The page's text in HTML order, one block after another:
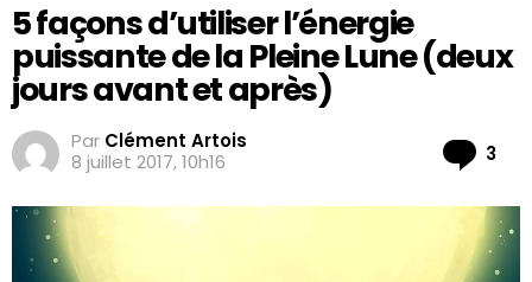
5 façons d’utiliser l’énergie
puissante de la Pleine Lune (deux
jours avant et après)
Par Clément Artois
8 juillet 2017, 10h16
3